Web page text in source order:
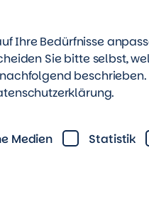
Ihre Bedürfnisse
Sie bitte selbst,
.
Medien Statistik